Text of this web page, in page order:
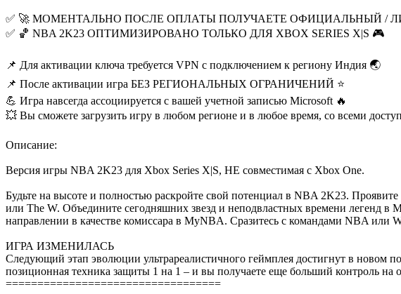
✅ 🚀 МОМЕНТАЛЬНО ПОСЛЕ ОПЛАТЫ ПОЛУЧАЕТЕ ОФИЦИАЛЬНЫЙ
✅ 🏀 NBA 2K23 ОПТИМИЗИРОВАНО ТОЛЬКО ДЛЯ XBOX SERIES X|S 🎮
📌 Для активации ключа требуется VPN с подключением к региону Индия 🌏
📌 После активации игра БЕЗ РЕГИОНАЛЬНЫХ ОГРАНИЧЕНИЙ ⭐
💪 Игра навсегда ассоциируется с вашей учетной записью Microsoft 🔥
💥 Вы сможете загрузить игру в любом регионе и в любое время, со всеми
Описание:
Версия игры NBA 2K23 для Xbox Series X|S, НЕ совместимая с Xbox One.
Будьте на высоте и полностью раскройте свой потенциал в NBA 2K23.
или The W. Объедините сегодняшних звезд и неподвластных времени легенд
направлении в качестве комиссара в MyNBA. Сразитесь с командами NBA
ИГРА ИЗМЕНИЛАСЬ
Следующий этап эволюции ультрареалистичного геймплея достигнут в
позиционная техника защиты 1 на 1 – и вы получаете еще больший контроль на
==================================